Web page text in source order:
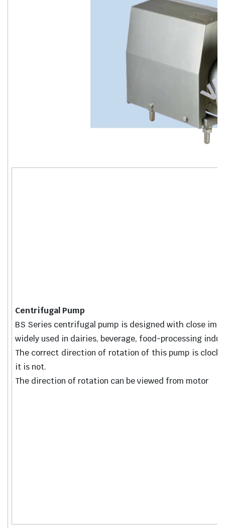
Centrifugal Pump
BS Series centrifugal pump is designed with close
widely used in dairies, beverage, food-processing
The correct direction of rotation of this pump is
it is not.
The direction of rotation can be viewed from motor